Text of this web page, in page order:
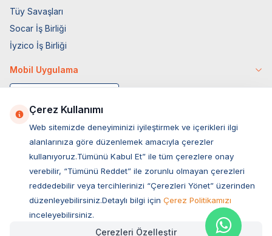
Tüy Savaşları
Socar İş Birliği
İyzico İş Birliği
Mobil Uygulama
Müşteri Hizmetleri
Çerez Kullanımı
Web sitemizde deneyiminizi iyileştirmek ve içerikleri ilgi
alanlarınıza göre düzenlemek amacıyla çerezler
kullanıyoruz.Tümünü Kabul Et” ile tüm çerezlere onay
verebilir, “Tümünü Reddet” ile zorunlu olmayan çerezleri
reddedebilir veya tercihlerinizi “Çerezleri Yönet” üzerinden
düzenleyebilirsiniz.Detaylı bilgi için Çerez Politikamızı
inceleyebilirsiniz.
Çerezleri Özelleştir